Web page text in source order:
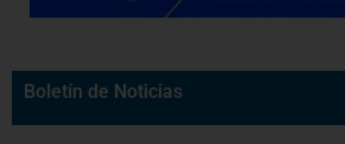
Boletín de Noticias